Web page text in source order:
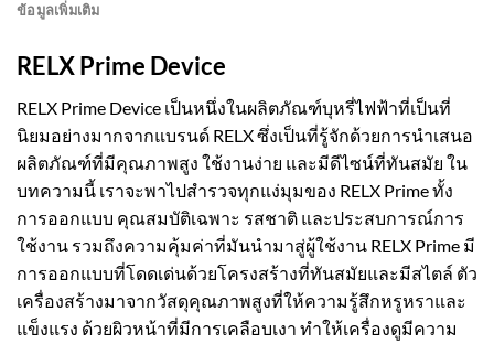
ข้อมูลเพิ่มเติม
RELX Prime Device
RELX Prime Device เป็นหนึ่งในผลิตภัณฑ์บุหรี่ไฟฟ้าที่เป็นที่
นิยมอย่างมากจากแบรนด์ RELX ซึ่งเป็นที่รู้จักด้วยการนำเสนอ
ผลิตภัณฑ์ที่มีคุณภาพสูง ใช้งานง่าย และมีดีไซน์ที่ทันสมัย ใน
บทความนี้ เราจะพาไปสำรวจทุกแง่มุมของ RELX Prime ทั้ง
การออกแบบ คุณสมบัติเฉพาะ รสชาติ และประสบการณ์การ
ใช้งาน รวมถึงความคุ้มค่าที่มันนำมาสู่ผู้ใช้งาน RELX Prime มี
การออกแบบที่โดดเด่นด้วยโครงสร้างที่ทันสมัยและมีสไตล์ ตัว
เครื่องสร้างมาจากวัสดุคุณภาพสูงที่ให้ความรู้สึกหรูหราและ
แข็งแรง ด้วยผิวหน้าที่มีการเคลือบเงา ทำให้เครื่องดูมีความ